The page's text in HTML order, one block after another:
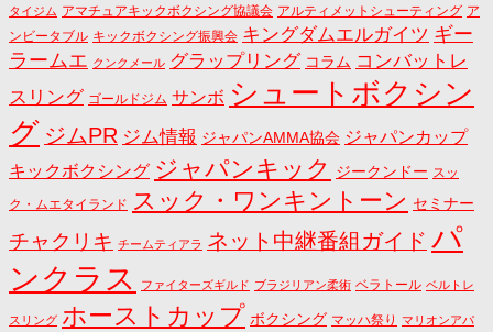
タイジム アマチュアキックボクシング協議会 アルティメットシューティング ア
ンビータブル キックボクシング振興会 キングダムエルガイツ ギー
ラームエ クンクメール グラップリング コラム コンバットレ
スリング ゴールドジム サンボ シュートボクシン
グ ジムPR ジム情報 ジャパンAMMA協会 ジャパンカップ
キックボクシング ジャパンキック ジークンドー スッ
ク・ムエタイランド スック・ワンキントーン セミナー
チャクリキ チームティアラ ネット中継番組ガイド パ
ンクラス
ファイターズギルド ブラジリアン柔術 ベラトール ベルトレ
スリング ホーストカップ ボクシング マッハ祭り マリオンアパ